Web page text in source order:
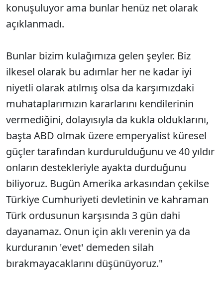
konuşuluyor ama bunlar henüz net olarak
açıklanmadı.
Bunlar bizim kulağımıza gelen şeyler. Biz
ilkesel olarak bu adımlar her ne kadar iyi
niyetli olarak atılmış olsa da karşımızdaki
muhataplarımızın kararlarını kendilerinin
vermediğini, dolayısıyla da kukla olduklarını,
başta ABD olmak üzere emperyalist küresel
güçler tarafından kurdurulduğunu ve 40 yıldır
onların destekleriyle ayakta durduğunu
biliyoruz. Bugün Amerika arkasından çekilse
Türkiye Cumhuriyeti devletinin ve kahraman
Türk ordusunun karşısında 3 gün dahi
dayanamaz. Onun için aklı verenin ya da
kurduranın 'evet' demeden silah
bırakmayacaklarını düşünüyoruz."